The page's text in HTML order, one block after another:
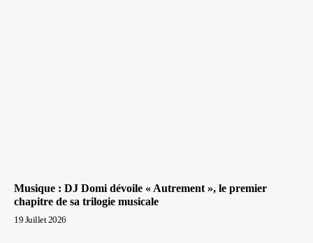
Musique : DJ Domi dévoile « Autrement », le premier
chapitre de sa trilogie musicale
19 Juillet 2026